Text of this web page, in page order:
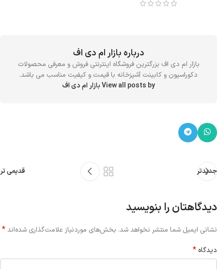
درباره بازار ام دی اف
بازار ام دی اف بزرگترین فروشگاه اینترنتی فروش و معرفی محصولات
دکوراسیون و کابینت آشپزخانه با قیمت و کیفیت مناسب می باشد.
View all posts by بازار ام دی اف
جدیدتر قدیمی تر
دیدگاهتان را بنویسید
نشانی ایمیل شما منتشر نخواهد شد. بخش‌های موردنیاز علامت‌گذاری شده‌اند*
دیدگاه *